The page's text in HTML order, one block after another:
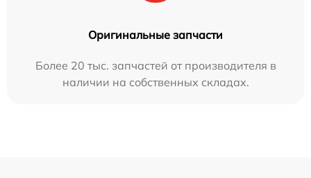
Оригинальные запчасти
Более 20 тыс. запчастей от производителя в
наличии на собственных складах.